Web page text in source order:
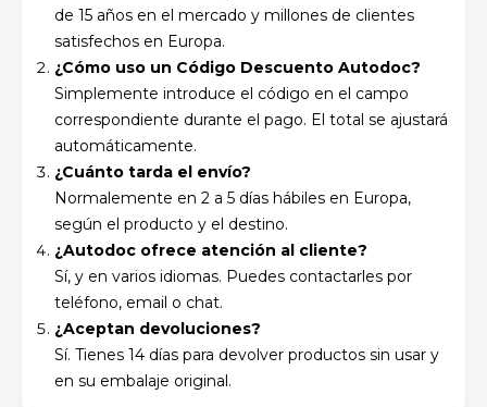
de 15 años en el mercado y millones de clientes
satisfechos en Europa.
¿Cómo uso un Código Descuento Autodoc?
Simplemente introduce el código en el campo
correspondiente durante el pago. El total se ajustará
automáticamente.
¿Cuánto tarda el envío?
Normalemente en 2 a 5 días hábiles en Europa,
según el producto y el destino.
¿Autodoc ofrece atención al cliente?
Sí, y en varios idiomas. Puedes contactarles por
teléfono, email o chat.
¿Aceptan devoluciones?
Sí. Tienes 14 días para devolver productos sin usar y
en su embalaje original.